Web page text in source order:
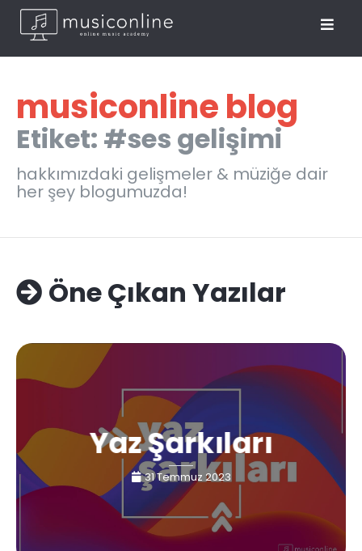
musiconline blog
Etiket: #ses gelişimi
hakkımızdaki gelişmeler & müziğe dair
her şey blogumuzda!
Öne Çıkan Yazılar
Yaz Şarkıları
31 Temmuz 2023